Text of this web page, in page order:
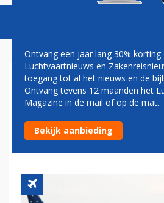
US-BANGLA WIL
VOLGEND JAAR
MET BANGLADESH
VERBINDEN
Ontvang een jaar lang 30%
Luchtvaartnieuws en
toegang tot al het nieuws en de
Ontvang tevens 12 maanden het
Magazine in de mail of op de mat.
Bekijk aanbieding